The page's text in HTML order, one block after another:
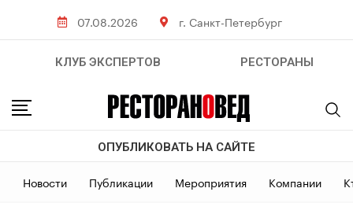
07.08.2026 г. Санкт-Петербург
КЛУБ ЭКСПЕРТОВ РЕСТОРАНЫ
ОПУБЛИКОВАТЬ НА САЙТЕ
Новости Публикации Мероприятия Компании